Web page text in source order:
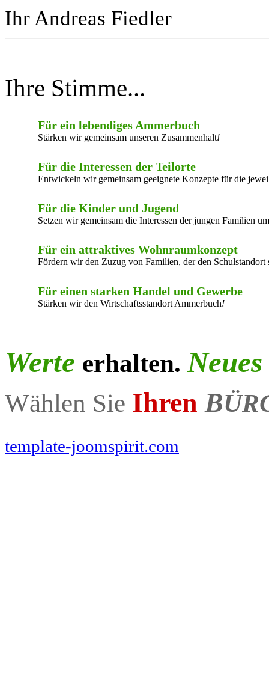
Ihr Andreas Fiedler
Ihre Stimme...
Für ein lebendiges Ammerbuch
Stärken wir gemeinsam unseren Zusammenhalt!
Für die Interessen der Teilorte
Entwickeln wir gemeinsam geeignete Konzepte für die
Für die Kinder und Jugend
Setzen wir gemeinsam die Interessen der jungen Familien um
Für ein attraktives Wohnraumkonzept
Fördern wir den Zuzug von Familien, der den Schulstandort
Für einen starken Handel und Gewerbe
Stärken wir den Wirtschaftsstandort Ammerbuch!
Werte erhalten.Neues
Wählen Sie Ihren B
template-joomspirit.com